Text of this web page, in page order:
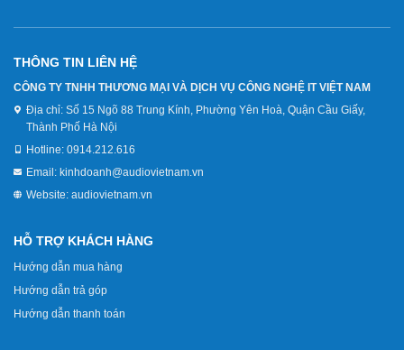
THÔNG TIN LIÊN HỆ
CÔNG TY TNHH THƯƠNG MẠI VÀ DỊCH VỤ CÔNG NGHỆ IT VIỆT NAM
Địa chỉ: Số 15 Ngõ 88 Trung Kính, Phường Yên Hoà, Quận Cầu Giấy,
Thành Phố Hà Nội
Hotline: 0914.212.616
Email: kinhdoanh@audiovietnam.vn
Website: audiovietnam.vn
HỖ TRỢ KHÁCH HÀNG
Hướng dẫn mua hàng
Hướng dẫn trả góp
Hướng dẫn thanh toán